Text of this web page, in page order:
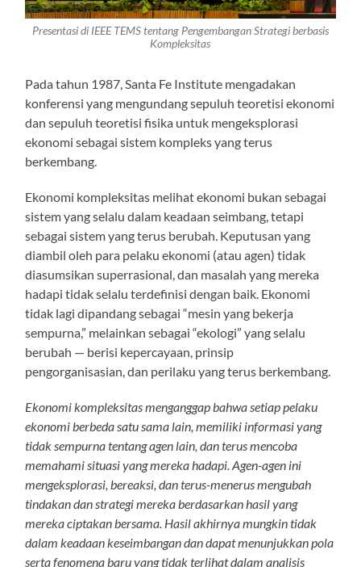
Presentasi di IEEE TEMS tentang Pengembangan Strategi berbasis
Kompleksitas
Pada tahun 1987, Santa Fe Institute mengadakan
konferensi yang mengundang sepuluh teoretisi ekonomi
dan sepuluh teoretisi fisika untuk mengeksplorasi
ekonomi sebagai sistem kompleks yang terus
berkembang.
Ekonomi kompleksitas melihat ekonomi bukan sebagai
sistem yang selalu dalam keadaan seimbang, tetapi
sebagai sistem yang terus berubah. Keputusan yang
diambil oleh para pelaku ekonomi (atau agen) tidak
diasumsikan superrasional, dan masalah yang mereka
hadapi tidak selalu terdefinisi dengan baik. Ekonomi
tidak lagi dipandang sebagai “mesin yang bekerja
sempurna,” melainkan sebagai “ekologi” yang selalu
berubah — berisi kepercayaan, prinsip
pengorganisasian, dan perilaku yang terus berkembang.
Ekonomi kompleksitas menganggap bahwa setiap pelaku
ekonomi berbeda satu sama lain, memiliki informasi yang
tidak sempurna tentang agen lain, dan terus mencoba
memahami situasi yang mereka hadapi. Agen-agen ini
mengeksplorasi, bereaksi, dan terus-menerus mengubah
tindakan dan strategi mereka berdasarkan hasil yang
mereka ciptakan bersama. Hasil akhirnya mungkin tidak
dalam keadaan keseimbangan dan dapat menunjukkan pola
serta fenomena baru yang tidak terlihat dalam analisis